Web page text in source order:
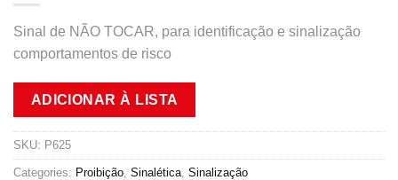
Sinal de NÃO TOCAR, para identificação e sinalização
comportamentos de risco
ADICIONAR À LISTA
SKU: P625
Categories: Proibição Sinalética Sinalização